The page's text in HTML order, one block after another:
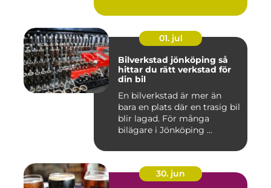
01. jul
Bilverkstad jönköping så
hittar du rätt verkstad för
din bil
En bilverkstad är mer än
bara en plats där en trasig bil
blir lagad. För många
bilägare i Jönköping ...
30. jun